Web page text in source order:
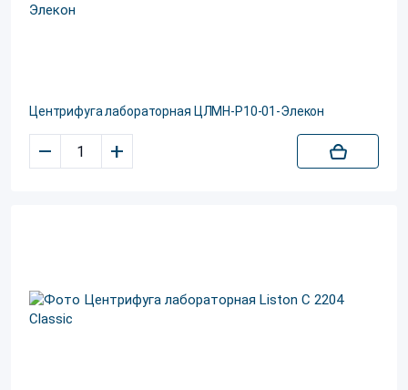
Центрифуга лабораторная ЦЛМН-Р10-01-Элекон
– +